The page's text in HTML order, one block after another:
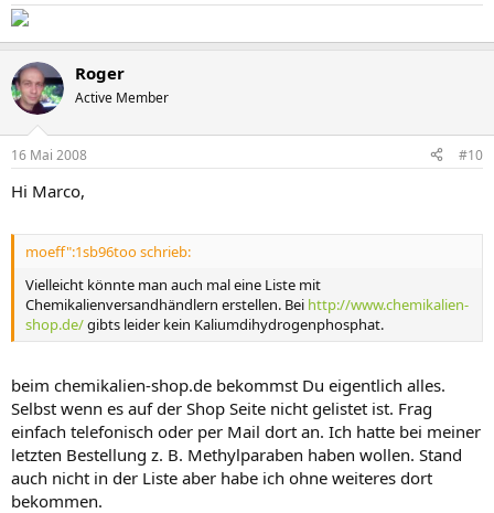
Roger
Active Member
16 Mai 2008 #10
Hi Marco,
moeff":1sb96too schrieb:
Vielleicht könnte man auch mal eine Liste mit
Chemikalienversandhändlern erstellen. Bei http://www.chemikalien-
shop.de/gibts leider kein Kaliumdihydrogenphosphat.
beim chemikalien-shop.de bekommst Du eigentlich alles.
Selbst wenn es auf der Shop Seite nicht gelistet ist. Frag
einfach telefonisch oder per Mail dort an. Ich hatte bei meiner
letzten Bestellung z. B. Methylparaben haben wollen. Stand
auch nicht in der Liste aber habe ich ohne weiteres dort
bekommen.